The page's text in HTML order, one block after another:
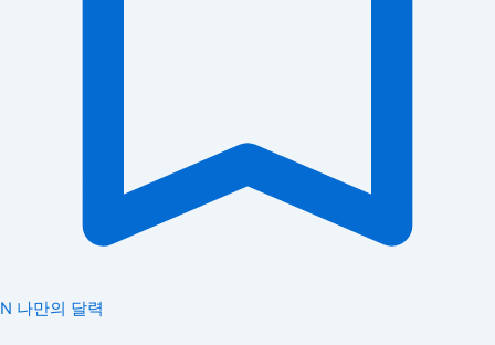
N 나만의 달력